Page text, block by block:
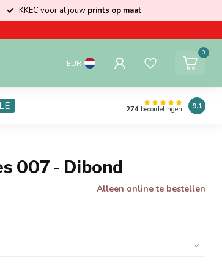
KKEC voor al jouw prints op maat
EUR
0
274 beoordelingen 9.1
007 - Dibond
Alleen online te bestellen